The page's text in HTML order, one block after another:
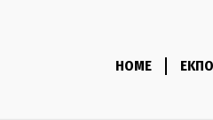
HOME